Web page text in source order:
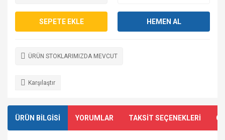
SEPETE EKLE HEMEN AL
ÜRÜN STOKLARIMIZDA MEVCUT
Karşılaştır
ÜRÜN BİLGİSİ YORUMLAR TAKSİT SEÇENEKLERİ